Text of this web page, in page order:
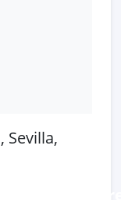
Sevilla,